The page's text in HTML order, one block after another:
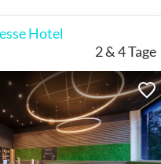
Hotel
2 & 4Tage